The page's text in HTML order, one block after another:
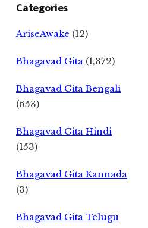
Categories
AriseAwake (12)
Bhagavad Gita (1,372)
Bhagavad Gita Bengali
(653)
Bhagavad Gita Hindi
(153)
Bhagavad Gita Kannada
(3)
Bhagavad Gita Telugu